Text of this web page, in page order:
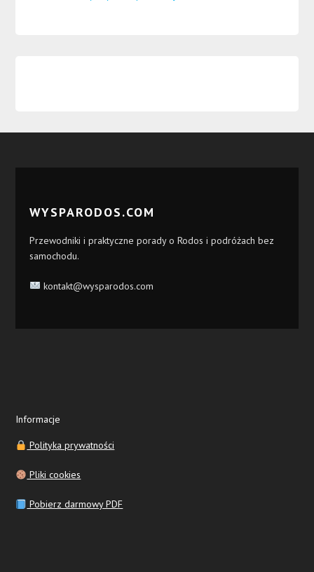
WYSPARODOS.COM
Przewodniki i praktyczne porady o Rodos i podróżach bez
samochodu.
kontakt@wysparodos.com
Informacje
Polityka prywatności
Pliki cookies
Pobierz darmowy PDF